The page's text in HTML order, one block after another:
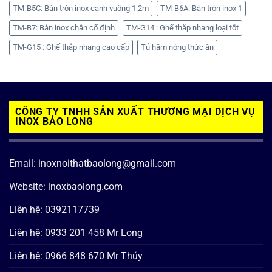
TM-B5C: Bàn tròn inox cạnh vuông 1.2m TM-B6A: Bàn tròn inox 1
TM-B7: Bàn inox chân cố định TM-G14 : Ghế thắp nhang loại tốt
TM-G15 : Ghế thắp nhang cao cấp Tủ hâm nóng thức ăn
CÔNG TY TNHH SẢN XUẤT THƯƠNG MẠI DỊCH VỤ
INOX BẢO LONG
Email: inoxnoithatbaolong@gmail.com
Website: inoxbaolong.com
Liên hệ: 0392117739
Liên hệ: 0933 201 458 Mr Long
Liên hệ: 0966 848 670 Mr Thúy